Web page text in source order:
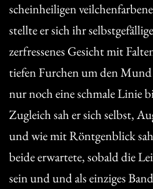
scheinheiligen
stellte er sich ihr
zerfressenes Gesicht mit
tiefen Furchen um den
nur noch eine schmale Linie
Zugleich sah er sich selbst,
und wie mit Röntgenblick
beide erwartete, sobald die
sein und und als einziges